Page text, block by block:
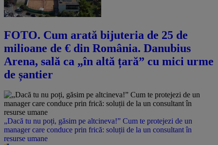
FOTO. Cum arată bijuteria de 25 de
milioane de € din România. Danubius
Arena, sală ca „în altă țară” cu mici urme
de șantier
„Dacă tu nu poți, găsim pe altcineva!” Cum te protejezi de un
manager care conduce prin frică: soluții de la un consultant în
resurse umane